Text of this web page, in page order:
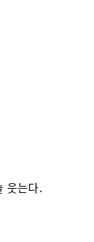
웃는다.